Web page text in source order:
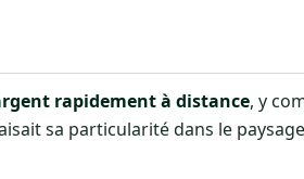
rapidement à distance, y
sa particularité dans le